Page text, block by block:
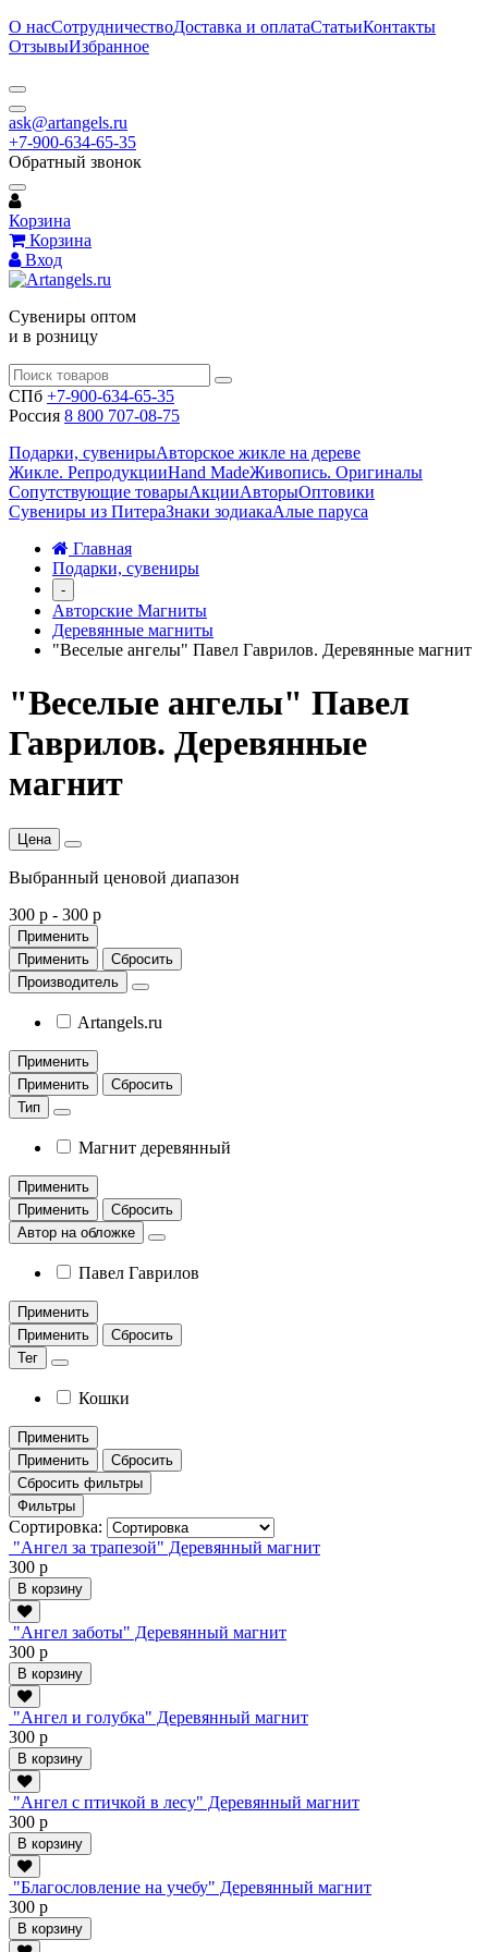
О насСотрудничествоДоставка и оплатаСтатьиКонтакты
ОтзывыИзбранное
ask@artangels.ru
+7-900-634-65-35
Обратный звонок
Корзина
Корзина
Вход
Сувениры оптом
и в розницу
СПб +7-900-634-65-35
Россия 8 800 707-08-75
Подарки, сувенирыАвторское жикле на дереве
Жикле. РепродукцииHand MadeЖивопись. Оригиналы
Сопутствующие товарыАкцииАвторыОптовики
Сувениры из ПитераЗнаки зодиакаАлые паруса
Главная
Подарки, сувениры
-
Авторские Магниты
Деревянные магниты
"Веселые ангелы" Павел Гаврилов. Деревянные магнит
"Веселые ангелы" Павел
Гаврилов. Деревянные
магнит
Цена
Выбранный ценовой диапазон
300 р - 300 р
Применить
Применить
Сбросить
Производитель
Artangels.ru
Применить
Применить
Сбросить
Тип
Магнит деревянный
Применить
Применить
Сбросить
Автор на обложке
Павел Гаврилов
Применить
Применить
Сбросить
Тег
Кошки
Применить
Применить
Сбросить
Сбросить фильтры
Фильтры
Сортировка:
"Ангел за трапезой" Деревянный магнит
300 р
В корзину
"Ангел заботы" Деревянный магнит
300 р
В корзину
"Ангел и голубка" Деревянный магнит
300 р
В корзину
"Ангел с птичкой в лесу" Деревянный магнит
300 р
В корзину
"Благословление на учебу" Деревянный магнит
300 р
В корзину